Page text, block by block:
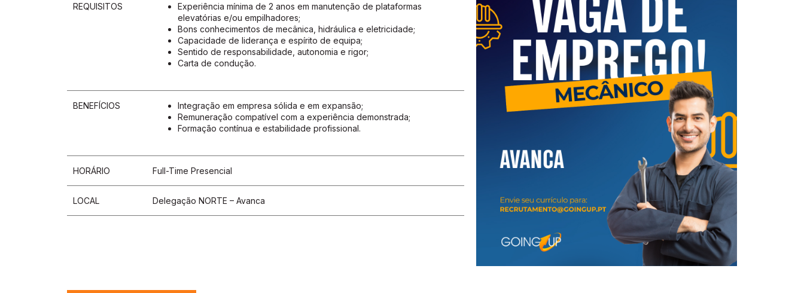
REQUISITOS
Experiência mínima de 2 anos em manutenção de plataformas
elevatórias e/ou empilhadores;
Bons conhecimentos de mecânica, hidráulica e eletricidade;
Capacidade de liderança e espírito de equipa;
Sentido de responsabilidade, autonomia e rigor;
Carta de condução.
BENEFÍCIOS
Integração em empresa sólida e em expansão;
Remuneração compatível com a experiência demonstrada;
Formação contínua e estabilidade profissional.
HORÁRIO Full-Time Presencial
LOCAL Delegação NORTE – Avanca